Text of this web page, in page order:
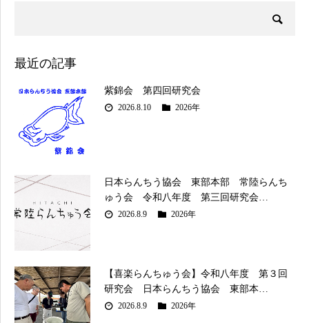
最近の記事
紫錦会 第四回研究会
2026.8.10 2026年
日本らんちう協会 東部本部 常陸らんち
ゅう会 令和八年度 第三回研究会…
2026.8.9 2026年
【喜楽らんちゅう会】令和八年度 第３回
研究会 日本らんちう協会 東部本…
2026.8.9 2026年